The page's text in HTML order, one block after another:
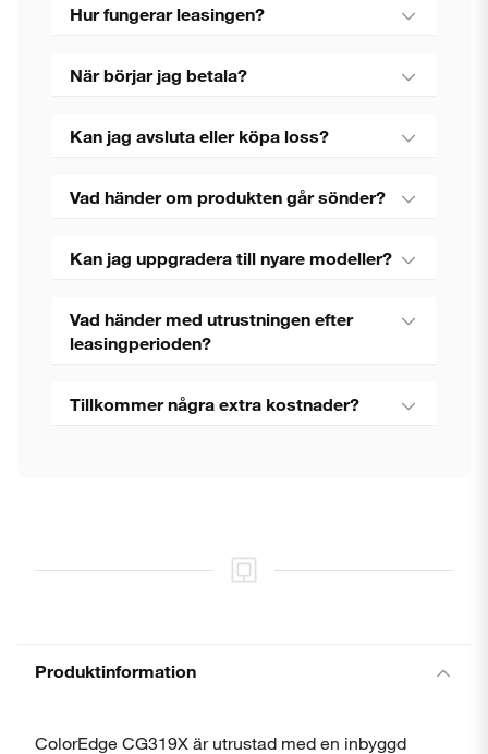
Hur fungerar leasingen?
När börjar jag betala?
Kan jag avsluta eller köpa loss?
Vad händer om produkten går sönder?
Kan jag uppgradera till nyare modeller?
Vad händer med utrustningen efter
leasingperioden?
Tillkommer några extra kostnader?
Produktinformation
ColorEdge CG319X är utrustad med en inbyggd